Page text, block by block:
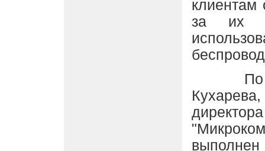
клиентам
за их
По